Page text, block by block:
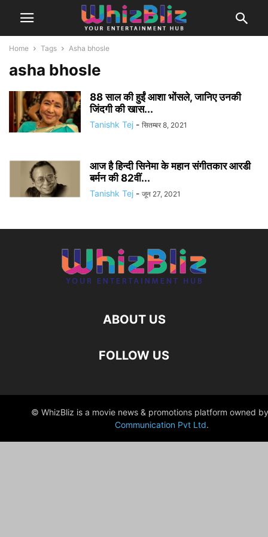
Home Tags Asha bhosle
asha bhosle
88 साल की हुईं आशा भोंसले, जानिए उनकी
जिंदगी की खास...
Tanishk Tej - सितम्बर 8, 2021
आज है हिन्दी सिनेमा के महान संगीतकार आरडी
बर्मन की 82वीं...
Tanishk Tej - जून 27, 2021
ABOUT US
FOLLOW US
© WhizBliz is a movie news & promotions platform owned by
Communication Pvt Ltd.